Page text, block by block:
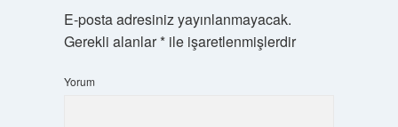
E-posta adresiniz yayınlanmayacak.
Gerekli alanlar*ile işaretlenmişlerdir
Yorum